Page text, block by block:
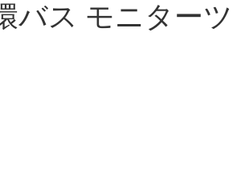
バス モニターツ